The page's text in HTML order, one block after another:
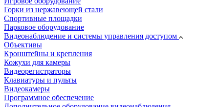
Горки из нержавеющей стали
Спортивные площадки
Парковое оборудование
Видеонаблюдение и системы управления доступом
Объективы
Кронштейны и крепления
Кожухи для камеры
Видеорегистраторы
Клавиатуры и пульты
Видеокамеры
Программное обеспечение